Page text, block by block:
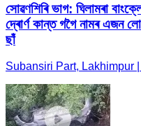
সোৱণশিৰি ভাগ: ঘিলামৰা
দ্ৰোৰ্ণ কান্ত গগৈ নামৰ এজন
ছাঁ
Subansiri Part, Lakhimpur